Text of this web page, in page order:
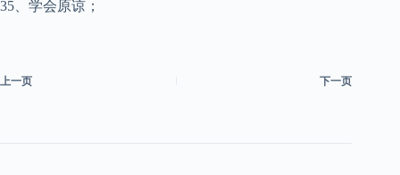
35、学会原谅；
上一页 下一页